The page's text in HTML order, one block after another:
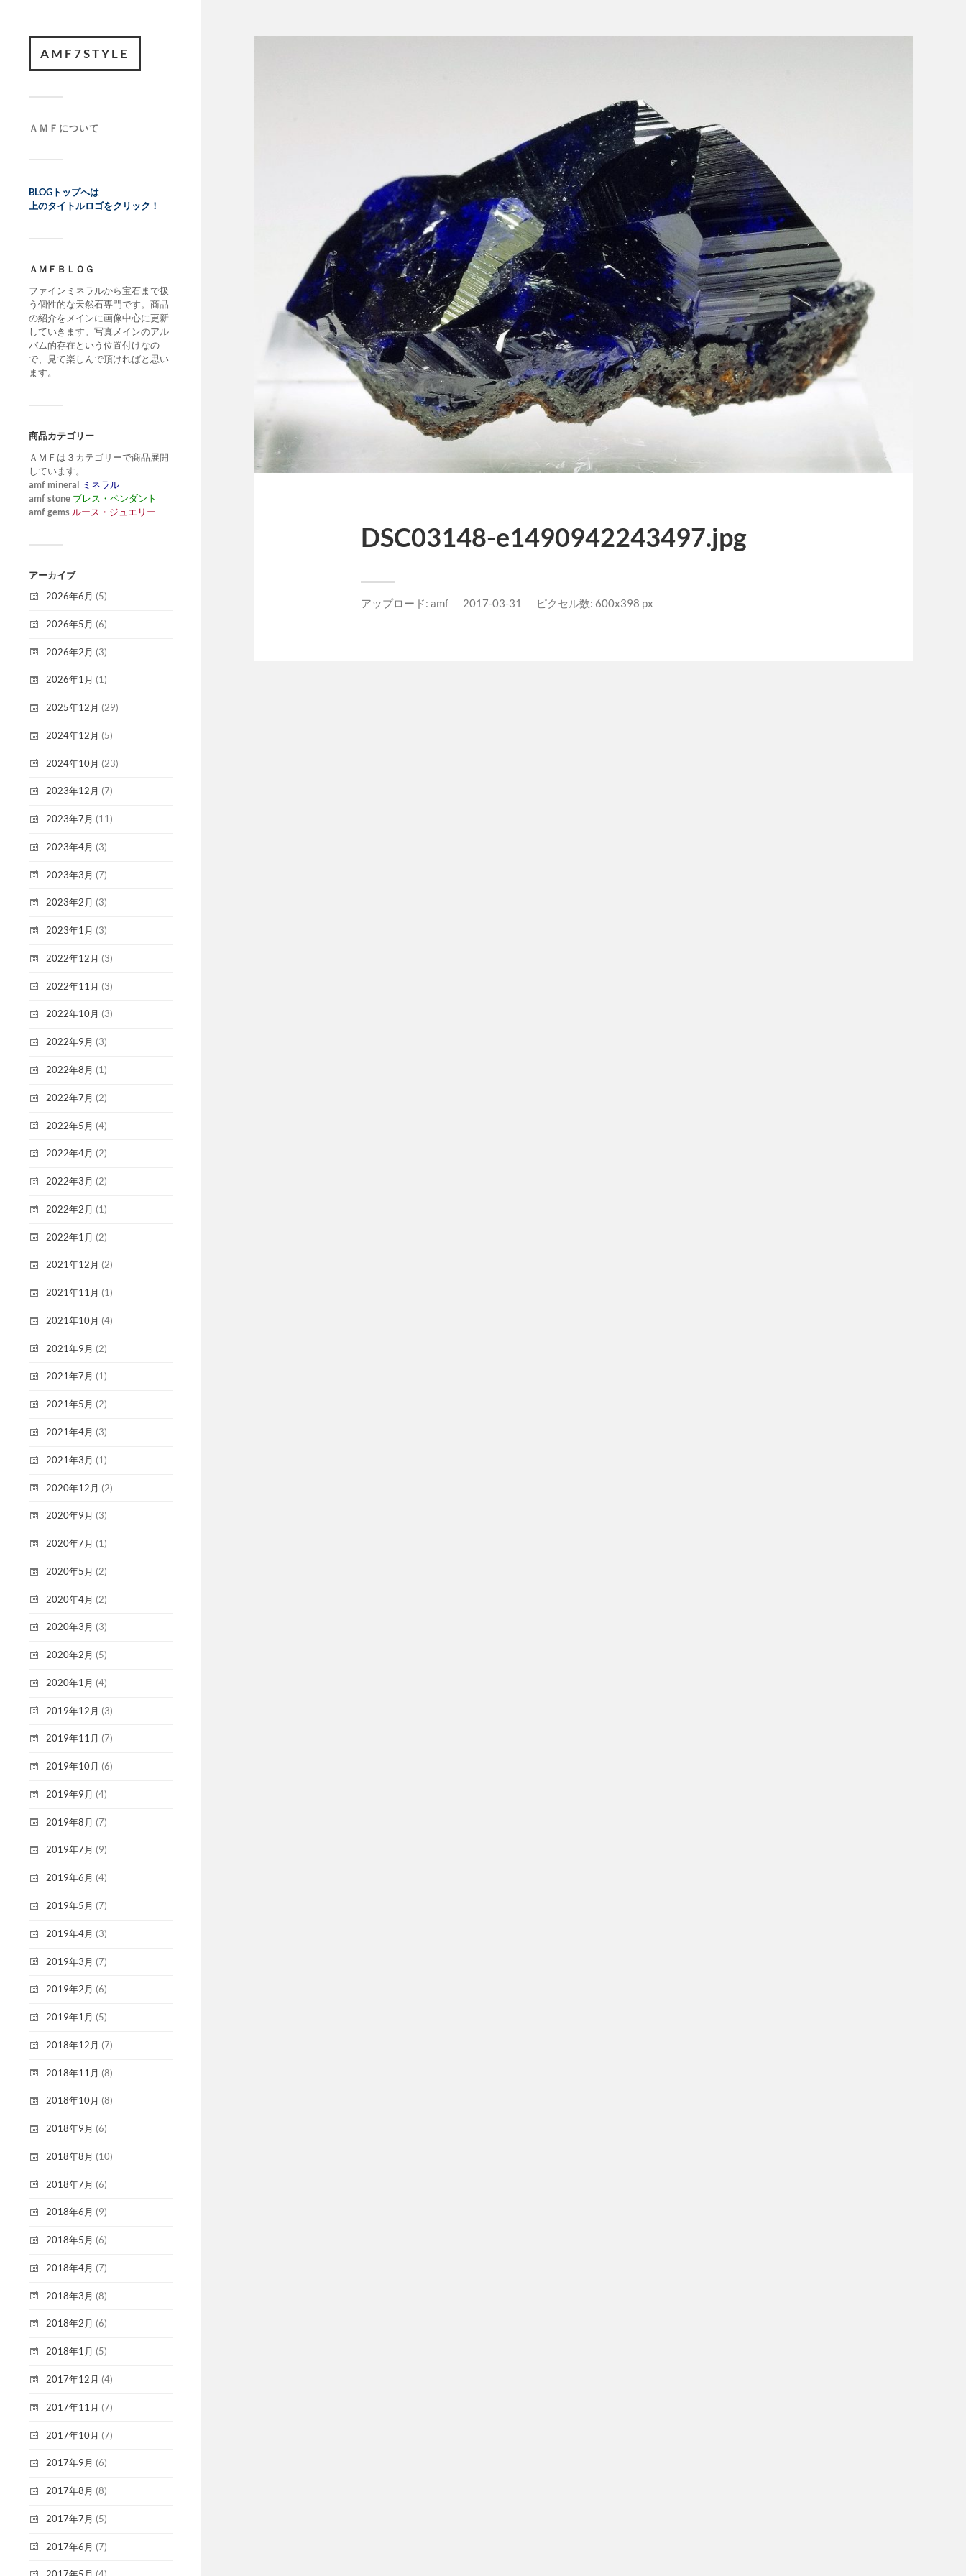
AMF7STYLE
ＡＭＦについて
BLOGトップへは
上のタイトルロゴをクリック！
ＡＭＦＢＬＯＧ
ファインミネラルから宝石まで扱
う個性的な天然石専門です。商品
の紹介をメインに画像中心に更新
していきます。写真メインのアル
バム的存在という位置付けなの
で、見て楽しんで頂ければと思い
ます。
商品カテゴリー
ＡＭＦは３カテゴリーで商品展開
しています。
amf mineral ミネラル
amf stone ブレス・ペンダント
amf gems ルース・ジュエリー
アーカイブ
2026年6月 (5)
2026年5月 (6)
2026年2月 (3)
2026年1月 (1)
2025年12月 (29)
2024年12月 (5)
2024年10月 (23)
2023年12月 (7)
2023年7月 (11)
2023年4月 (3)
2023年3月 (7)
2023年2月 (3)
2023年1月 (3)
2022年12月 (3)
2022年11月 (3)
2022年10月 (3)
2022年9月 (3)
2022年8月 (1)
2022年7月 (2)
2022年5月 (4)
2022年4月 (2)
2022年3月 (2)
2022年2月 (1)
2022年1月 (2)
2021年12月 (2)
2021年11月 (1)
2021年10月 (4)
2021年9月 (2)
2021年7月 (1)
2021年5月 (2)
2021年4月 (3)
2021年3月 (1)
2020年12月 (2)
2020年9月 (3)
2020年7月 (1)
2020年5月 (2)
2020年4月 (2)
2020年3月 (3)
2020年2月 (5)
2020年1月 (4)
2019年12月 (3)
2019年11月 (7)
2019年10月 (6)
2019年9月 (4)
2019年8月 (7)
2019年7月 (9)
2019年6月 (4)
2019年5月 (7)
2019年4月 (3)
2019年3月 (7)
2019年2月 (6)
2019年1月 (5)
2018年12月 (7)
2018年11月 (8)
2018年10月 (8)
2018年9月 (6)
2018年8月 (10)
2018年7月 (6)
2018年6月 (9)
2018年5月 (6)
2018年4月 (7)
2018年3月 (8)
2018年2月 (6)
2018年1月 (5)
2017年12月 (4)
2017年11月 (7)
2017年10月 (7)
2017年9月 (6)
2017年8月 (8)
2017年7月 (5)
2017年6月 (7)
DSC03148-e1490942243497.jpg
アップロード: amf 2017-03-31 ピクセル数: 600x398 px